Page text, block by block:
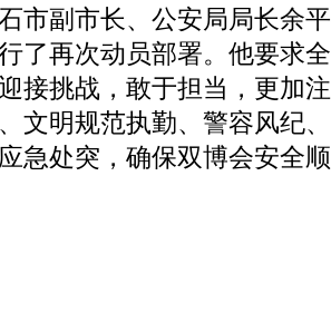
市副市长、公安局局长余
了再次动员部署。他要求
接挑战，敢于担当，更加
文明规范执勤、警容风纪
急处突，确保双博会安全